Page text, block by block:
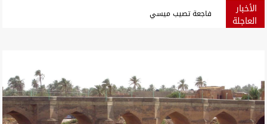
الأخبار
العاجلة الزيدي يدعو ماكرون لزيارة العراق ويبحث معه شراكة اقتصادية